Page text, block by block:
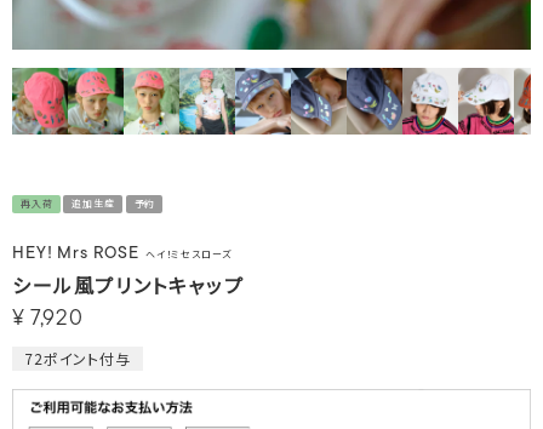
再入荷 追加生産 予約
HEY! Mrs ROSE ヘイ！ミセスローズ
シール風プリントキャップ
¥ 7,920
72ポイント付与